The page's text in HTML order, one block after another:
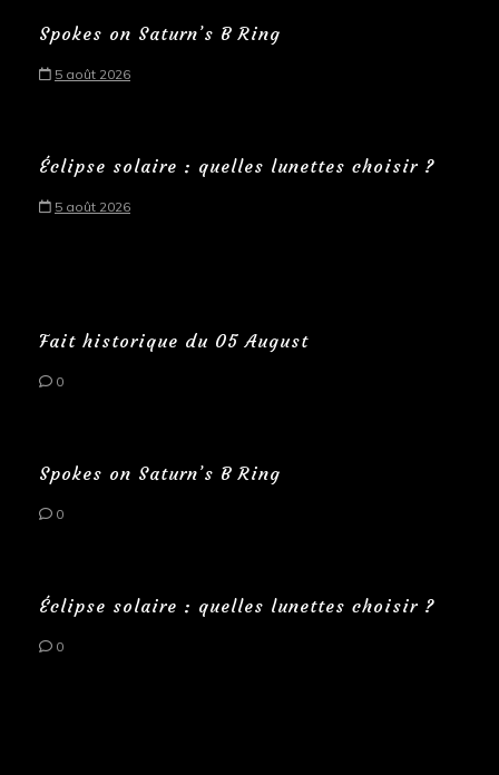
Spokes on Saturn’s B Ring
5 août 2026
Éclipse solaire : quelles lunettes choisir ?
5 août 2026
Fait historique du 05 August
0
Spokes on Saturn’s B Ring
0
Éclipse solaire : quelles lunettes choisir ?
0